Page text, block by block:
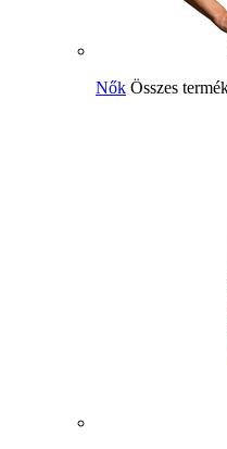
Nők Összes